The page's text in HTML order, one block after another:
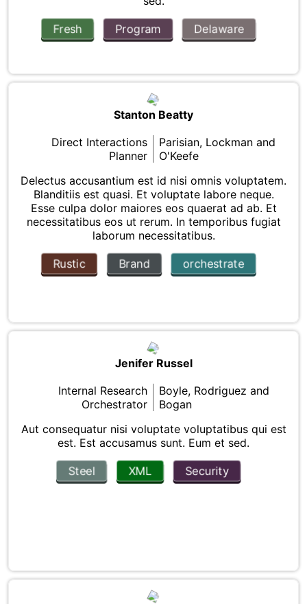
Fresh Program Delaware
Stanton Beatty
Direct Interactions
Planner
Parisian, Lockman and
O'Keefe
Delectus accusantium est id nisi omnis voluptatem.
Blanditiis est quasi. Et voluptate labore neque.
Esse culpa dolor maiores eos quaerat ad ab. Et
necessitatibus eos ut rerum. In temporibus fugiat
laborum necessitatibus.
Rustic Brand orchestrate
Jenifer Russel
Internal Research
Orchestrator
Boyle, Rodriguez and
Bogan
Aut consequatur nisi voluptate voluptatibus qui est
est. Est accusamus sunt. Eum et sed.
Steel XML Security